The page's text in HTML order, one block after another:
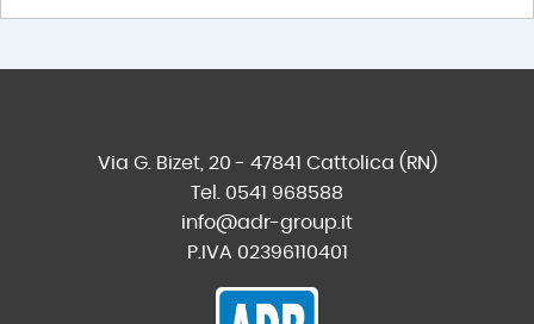
Via G. Bizet, 20 - 47841 Cattolica (RN)
Tel. 0541 968588
info@adr-group.it
P.IVA 02396110401